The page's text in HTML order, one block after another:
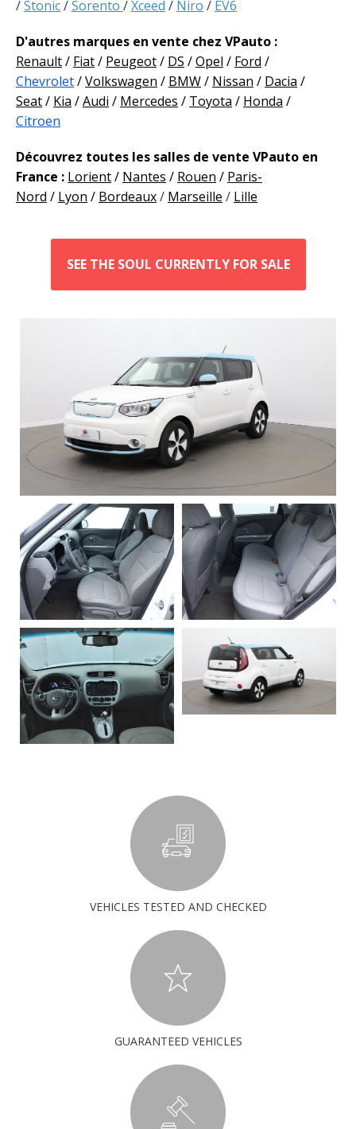
/Stonic/Sorento /Xceed / Niro / EV6
D'autres marques en vente chez VPauto :
Renault/ Fiat/ Peugeot/ DS /Opel / Ford /
Chevrolet/Volkswagen / BMW/ Nissan / Dacia /
Seat/ Kia /Audi / Mercedes / Toyota / Honda /
Citroen
Découvrez toutes les salles de vente VPauto en
France : Lorient/ Nantes / Rouen / Paris-
Nord / Lyon / Bordeaux/ Marseille / Lille
SEE THE SOUL CURRENTLY FOR SALE
VEHICLES TESTED AND CHECKED
GUARANTEED VEHICLES